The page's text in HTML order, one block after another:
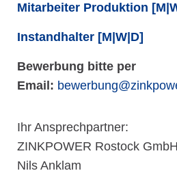
Mitarbeiter Produktion
Instandhalter [M|W|D]
Bewerbung bitte per
Email:
Ihr Ansprechpartner:
ZINKPOWER Rostock
Nils Anklam